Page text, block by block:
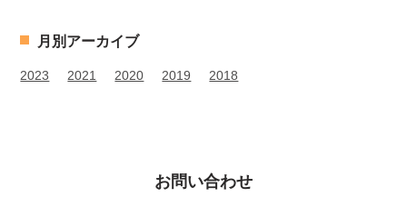
月別アーカイブ
2023 2021 2020 2019 2018
お問い合わせ